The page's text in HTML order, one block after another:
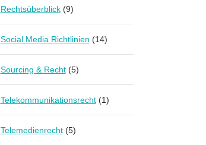
Rechtsüberblick(9)
Social Media Richtlinien (14)
Sourcing & Recht(5)
Telekommunikationsrecht(1)
Telemedienrecht(5)